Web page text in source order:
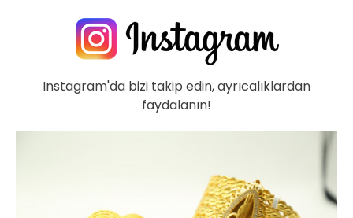
Instagram'da bizi takip edin, ayrıcalıklardan
faydalanın!